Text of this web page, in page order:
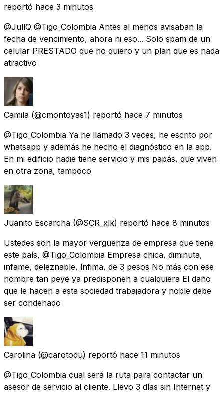
reportó hace 3 minutos
@JullQ @Tigo_Colombia Antes al menos avisaban la
fecha de vencimiento, ahora ni eso... Solo spam de un
celular PRESTADO que no quiero y un plan que es nada
atractivo
Camila (@cmontoyas1) reportó hace 7 minutos
@Tigo_Colombia Ya he llamado 3 veces, he escrito por
whatsapp y además he hecho el diagnóstico en la app.
En mi edificio nadie tiene servicio y mis papás, que viven
en otra zona, tampoco
Juanito Escarcha (@SCR_xlk) reportó hace 8 minutos
Ustedes son la mayor verguenza de empresa que tiene
este país, @Tigo_Colombia Empresa chica, diminuta,
infame, deleznable, ínfima, de 3 pesos No más con ese
nombre tan peye ya predisponen a cualquiera El daño
que le hacen a esta sociedad trabajadora y noble debe
ser condenado
Carolina (@carotodu) reportó hace 11 minutos
@Tigo_Colombia cual será la ruta para contactar un
asesor de servicio al cliente. Llevo 3 días sin Internet y